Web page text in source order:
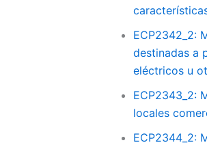
ECP2342_2:
destinadas a
eléctricos u
ECP2343_2:
locales
ECP2344_2: